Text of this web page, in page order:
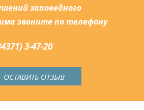
заповедного
звоните по телефону
3-47-20
ОСТАВИТЬ ОТЗЫВ